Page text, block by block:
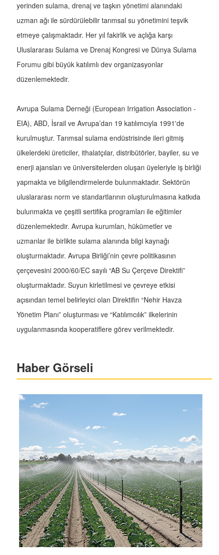
yerinden sulama, drenaj ve taşkın yönetimi alanındaki
uzman ağı ile sürdürülebilir tarımsal su yönetimini teşvik
etmeye çalışmaktadır. Her yıl fakirlik ve açlığa karşı
Uluslararası Sulama ve Drenaj Kongresi ve Dünya Sulama
Forumu gibi büyük katılımlı dev organizasyonlar
düzenlemektedir.
Avrupa Sulama Derneği (European Irrigation Association -
EIA), ABD, İsrail ve Avrupa’dan 19 katılımcıyla 1991'de
kurulmuştur. Tarımsal sulama endüstrisinde ileri gitmiş
ülkelerdeki üreticiler, ithalatçılar, distribütörler, bayiler, su ve
enerji ajansları ve üniversitelerden oluşan üyeleriyle iş birliği
yapmakta ve bilgilendirmelerde bulunmaktadır. Sektörün
uluslararası norm ve standartlarının oluşturulmasına katkıda
bulunmakta ve çeşitli sertifika programları ile eğitimler
düzenlemektedir. Avrupa kurumları, hükümetler ve
uzmanlar ile birlikte sulama alanında bilgi kaynağı
oluşturmaktadır. Avrupa Birliği’nin çevre politikasının
çerçevesini 2000/60/EC sayılı “AB Su Çerçeve Direktifi”
oluşturmaktadır. Suyun kirletilmesi ve çevreye etkisi
açısından temel belirleyici olan Direktifin “Nehir Havza
Yönetim Planı” oluşturması ve “Katılımcılık” ilkelerinin
uygulanmasında kooperatiflere görev verilmektedir.
Haber Görseli